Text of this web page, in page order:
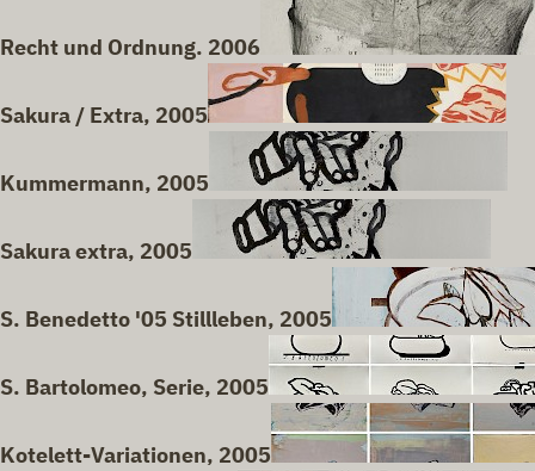
Recht und Ordnung. 2006
Sakura / Extra, 2005
Kummermann, 2005
Sakura extra, 2005
S. Benedetto '05 Stillleben, 2005
S. Bartolomeo, Serie, 2005
Kotelett-Variationen, 2005